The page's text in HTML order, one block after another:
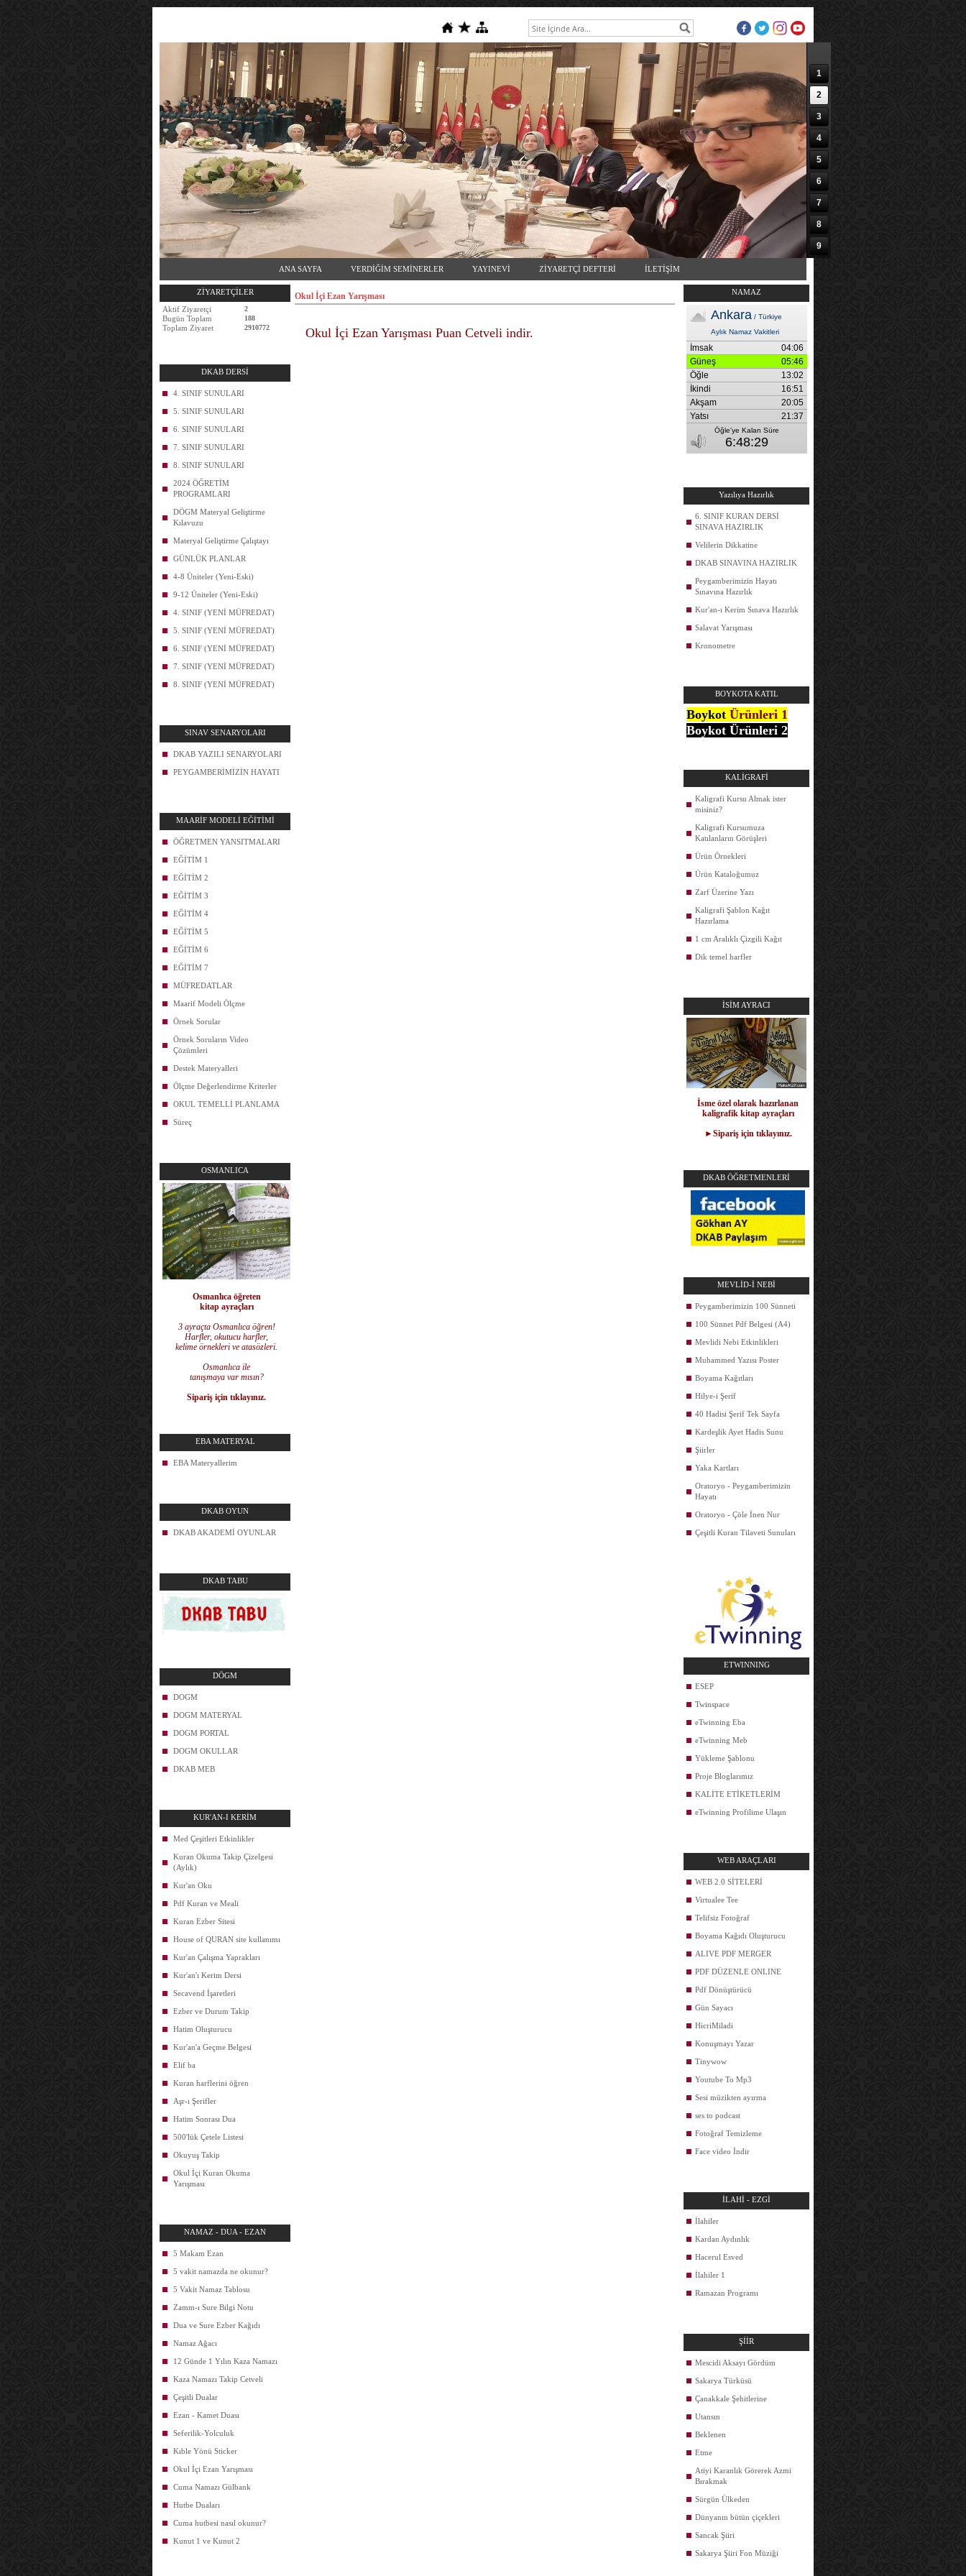
1
2
3
4
5
6
7
8
9
ANA SAYFA VERDİĞİM SEMİNERLER YAYINEVİ ZİYARETÇİ DEFTERİ İLETİŞİM
ZİYARETÇİLER
Aktif Ziyaretçi
2
Bugün Toplam 188
Toplam Ziyaret 2910772
DKAB DERSİ
4. SINIF SUNULARI
5. SINIF SUNULARI
6. SINIF SUNULARI
7. SINIF SUNULARI
8. SINIF SUNULARI
2024 ÖĞRETİM
PROGRAMLARI
DÖGM Materyal Geliştirme
Kılavuzu
Materyal Geliştirme Çalıştayı
GÜNLÜK PLANLAR
4-8 Üniteler (Yeni-Eski)
9-12 Üniteler (Yeni-Eski)
4. SINIF (YENİ MÜFREDAT)
5. SINIF (YENİ MÜFREDAT)
6. SINIF (YENİ MÜFREDAT)
7. SINIF (YENİ MÜFREDAT)
8. SINIF (YENİ MÜFREDAT)
SINAV SENARYOLARI
DKAB YAZILI SENARYOLARI
PEYGAMBERİMİZİN HAYATI
MAARİF MODELİ EĞİTİMİ
ÖĞRETMEN YANSITMALARI
EĞİTİM 1
EĞİTİM 2
EĞİTİM 3
EĞİTİM 4
EĞİTİM 5
EĞİTİM 6
EĞİTİM 7
MÜFREDATLAR
Maarif Modeli Ölçme
Örnek Sorular
Örnek Soruların Video
Çözümleri
Destek Materyalleri
Ölçme Değerlendirme Kriterler
OKUL TEMELLİ PLANLAMA
Süreç
OSMANLICA
Osmanlıca öğreten
kitap ayraçları
3 ayraçta Osmanlıca öğren!
Harfler, okutucu harfler,
kelime örnekleri ve atasözleri.
Osmanlıca ile
tanışmaya var mısın?
Sipariş için tıklayınız.
EBA MATERYAL
EBA Materyallerim
DKAB OYUN
DKAB AKADEMİ OYUNLAR
DKAB TABU
DÖGM
DOGM
DOGM MATERYAL
DOGM PORTAL
DOGM OKULLAR
DKAB MEB
KUR'AN-I KERİM
Med Çeşitleri Etkinlikler
Kuran Okuma Takip Çizelgesi
(Aylık)
Kur'an Oku
Pdf Kuran ve Meali
Kuran Ezber Sitesi
House of QURAN site kullanımı
Kur'an Çalışma Yaprakları
Kur'an'ı Kerim Dersi
Secavend İşaretleri
Ezber ve Durum Takip
Hatim Oluşturucu
Kur'an'a Geçme Belgesi
Elif ba
Kuran harflerini öğren
Aşr-ı Şerifler
Hatim Sonrası Dua
500'lük Çetele Listesi
Okuyuş Takip
Okul İçi Kuran Okuma
Yarışması
NAMAZ - DUA - EZAN
5 Makam Ezan
5 vakit namazda ne okunur?
5 Vakit Namaz Tablosu
Zamm-ı Sure Bilgi Notu
Dua ve Sure Ezber Kağıdı
Namaz Ağacı
12 Günde 1 Yılın Kaza Namazı
Kaza Namazı Takip Cetveli
Çeşitli Dualar
Ezan - Kamet Duası
Seferilik-Yolculuk
Kıble Yönü Sticker
Okul İçi Ezan Yarışması
Cuma Namazı Gülbank
Hutbe Duaları
Cuma hutbesi nasıl okunur?
Kunut 1 ve Kunut 2
Okul İçi Ezan Yarışması
Okul İçi Ezan Yarışması Puan Cetveli indir.
NAMAZ
Yazılıya Hazırlık
6. SINIF KURAN DERSİ
SINAVA HAZIRLIK
Velilerin Dikkatine
DKAB SINAVINA HAZIRLIK
Peygamberimizin Hayatı
Sınavına Hazırlık
Kur'an-ı Kerim Sınava Hazırlık
Salavat Yarışması
Kronometre
BOYKOTA KATIL
Boykot Ürünleri 1
Boykot Ürünleri 2
KALİGRAFİ
Kaligrafi Kursu Almak ister
misiniz?
Kaligrafi Kursumuza
Katılanların Görüşleri
Ürün Örnekleri
Ürün Kataloğumuz
Zarf Üzerine Yazı
Kaligrafi Şablon Kağıt
Hazırlama
1 cm Aralıklı Çizgili Kağıt
Dik temel harfler
İSİM AYRACI
İsme özel olarak hazırlanan
kaligrafik kitap ayraçları
►Sipariş için tıklayınız.
DKAB ÖĞRETMENLERİ
MEVLİD-İ NEBİ
Peygamberimizin 100 Sünneti
100 Sünnet Pdf Belgesi (A4)
Mevlidi Nebi Etkinlikleri
Muhammed Yazısı Poster
Boyama Kağıtları
Hilye-i Şerif
40 Hadisi Şerif Tek Sayfa
Kardeşlik Ayet Hadis Sunu
Şiirler
Yaka Kartları
Oratoryo - Peygamberimizin
Hayatı
Oratoryo - Çöle İnen Nur
Çeşitli Kuran Tilaveti Sunuları
ETWINNING
ESEP
Twinspace
eTwinning Eba
eTwinning Meb
Yükleme Şablonu
Proje Bloglarımız
KALİTE ETİKETLERİM
eTwinning Profilime Ulaşın
WEB ARAÇLARI
WEB 2.0 SİTELERİ
Virtualee Tee
Telifsiz Fotoğraf
Boyama Kağıdı Oluşturucu
ALIVE PDF MERGER
PDF DÜZENLE ONLINE
Pdf Dönüştürücü
Gün Sayacı
HicriMiladi
Konuşmayı Yazar
Tinywow
Youtube To Mp3
Sesi müzikten ayırma
ses to podcast
Fotoğraf Temizleme
Face video İndir
İLAHİ - EZGİ
İlahiler
Kardan Aydınlık
Hacerul Esved
İlahiler 1
Ramazan Programı
ŞİİR
Mescidi Aksayı Gördüm
Sakarya Türküsü
Çanakkale Şehitlerine
Utansın
Beklenen
Etme
Atiyi Karanlık Görerek Azmi
Bırakmak
Sürgün Ülkeden
Dünyanın bütün çiçekleri
Sancak Şiiri
Sakarya Şiiri Fon Müziği